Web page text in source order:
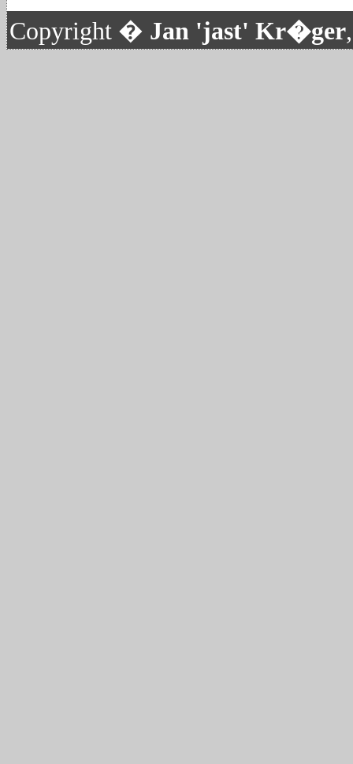
Copyright � Jan 'jast' Kr�ger